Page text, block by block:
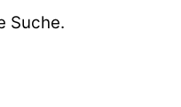
Suche.